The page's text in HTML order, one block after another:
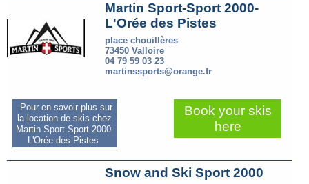
Martin Sport-Sport 2000-
L'Orée des Pistes
place chouillères
73450 Valloire
04 79 59 03 23
martinssports@orange.fr
Pour en savoir plus sur
la location de skis chez
Martin Sport-Sport 2000-
L'Orée des Pistes
Book your skis
here
Snow and Ski Sport 2000